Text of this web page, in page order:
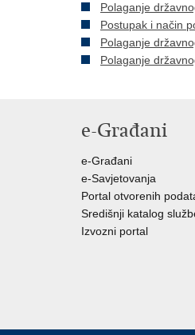
Polaganje
Postupak i način
Polaganje
Polaganje
e-Građani
e-Građani
e-Savjetovanja
Portal otvorenih
Središnji katalog
Izvozni portal